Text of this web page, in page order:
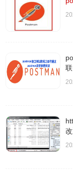
点击这里把请求
设置environment
测试执行的结果
这个界面就是免费
比，已经足够好
Postman。现在
能，还能与其他账
联